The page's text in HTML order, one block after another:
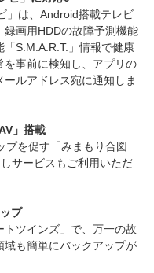
」は、Android搭載テレビ
録画用HDDの故障予測機能
S.M.A.R.T.」情報で健康
事前に検知し、アプリの
ルアドレス宛に通知しま
」搭載
プを促す「みまもり合図
サービスもご利用いただ
プ
ツインズ」で、万一の故
域も簡単にバックアップが